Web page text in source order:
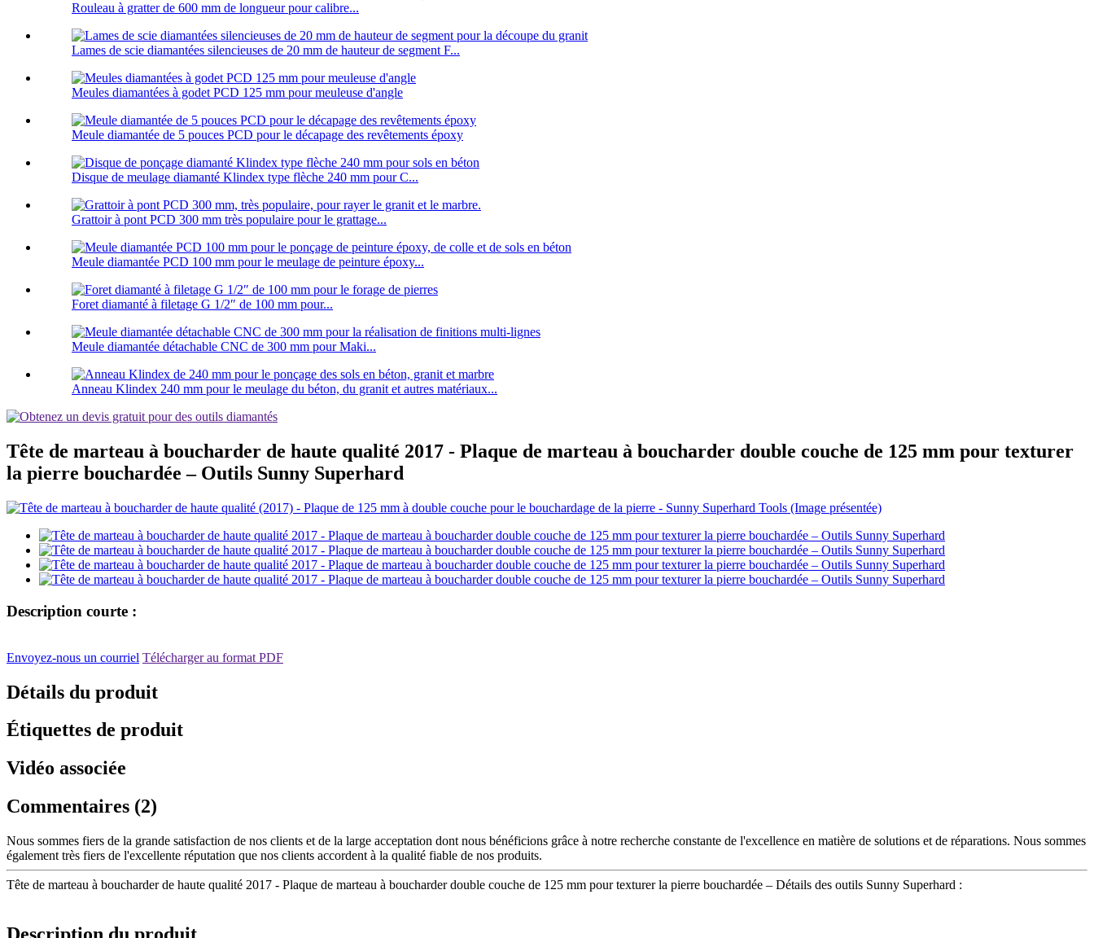
Rouleau à gratter de 600 mm de longueur pour calibre...
Lames de scie diamantées silencieuses de 20 mm de hauteur de segment F...
Meules diamantées à godet PCD 125 mm pour meuleuse d'angle
Meule diamantée de 5 pouces PCD pour le décapage des revêtements époxy
Disque de meulage diamanté Klindex type flèche 240 mm pour C...
Grattoir à pont PCD 300 mm très populaire pour le grattage...
Meule diamantée PCD 100 mm pour le meulage de peinture époxy...
Foret diamanté à filetage G 1/2″ de 100 mm pour...
Meule diamantée détachable CNC de 300 mm pour Maki...
Anneau Klindex 240 mm pour le meulage du béton, du granit et autres matériaux...
Tête de marteau à boucharder de haute qualité 2017 - Plaque de marteau à boucharder double couche de 125 mm pour texturer
la pierre bouchardée – Outils Sunny Superhard
Description courte :
Envoyez-nous un courriel Télécharger au format PDF
Détails du produit
Étiquettes de produit
Vidéo associée
Commentaires (2)
Nous sommes fiers de la grande satisfaction de nos clients et de la large acceptation dont nous bénéficions grâce à notre recherche constante de l'excellence en matière de solutions et de réparations. Nous sommes
également très fiers de l'excellente réputation que nos clients accordent à la qualité fiable de nos produits.
Tête de marteau à boucharder de haute qualité 2017 - Plaque de marteau à boucharder double couche de 125 mm pour texturer la pierre bouchardée – Détails des outils Sunny Superhard :